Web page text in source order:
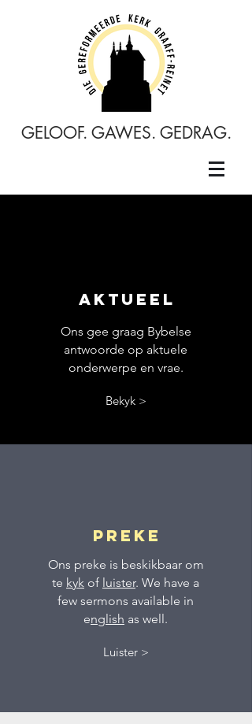
GELOOF. GAWES. GEDRAG.
AKTUEEL
Ons gee graag Bybelse
antwoorde op aktuele
onderwerpe en vrae.
Bekyk >
PREKE
Ons preke is beskikbaar om
te kyk of luister. We have a
few sermons available in
english as well.
Luister >